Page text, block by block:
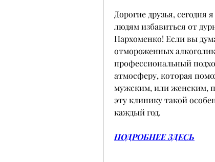
Дорогие друзья, сегодня
людям избавиться от
Пархоменко! Если вы
отмороженных
профессиональный
атмосферу, которая
мужским, или женским,
эту клинику такой
каждый год.
ПОДРОБНЕЕ ЗДЕСЬ